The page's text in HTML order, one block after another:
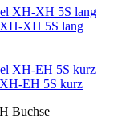
XH 5S lang
EH 5S kurz
Buchse